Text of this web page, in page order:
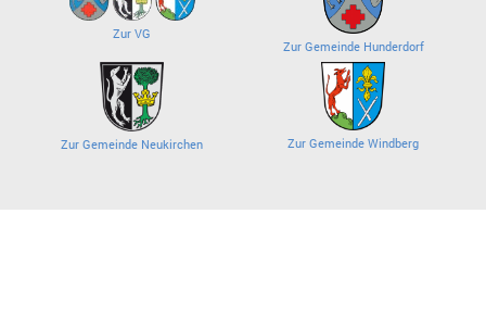
Zur VG
Zur Gemeinde Hunderdorf
Zur Gemeinde Neukirchen Zur Gemeinde Windberg